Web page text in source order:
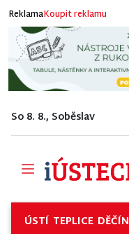
ReklamaKoupit reklamu
So 8. 8., Soběslav
ÚSTÍ TEPLICE DĚČÍN